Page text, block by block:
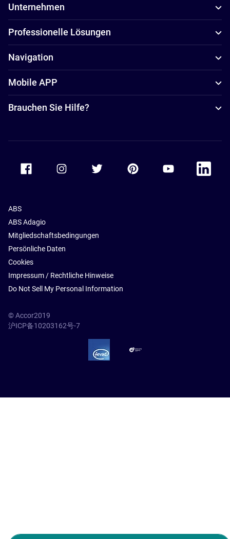
Unternehmen
Professionelle Lösungen
Navigation
Mobile APP
Brauchen Sie Hilfe?
Accor Youtube
Accor
ABS
ABS Adagio
Mitgliedschaftsbedingungen
Persönliche Daten
Cookies
Impressum / Rechtliche Hinweise
Do Not Sell My Personal Information
© Accor2019
沪ICP备10203162号-7